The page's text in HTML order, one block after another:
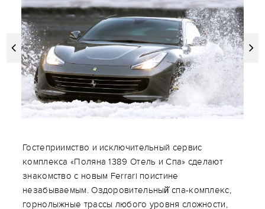
Гостеприимство и исключительный сервис
комплекса «Поляна 1389 Отель и Спа» сделают
знакомство с новым Ferrari поистине
незабываемым. Оздоровительный̆ спа-комплекс,
горнолыжные трассы любого уровня сложности,